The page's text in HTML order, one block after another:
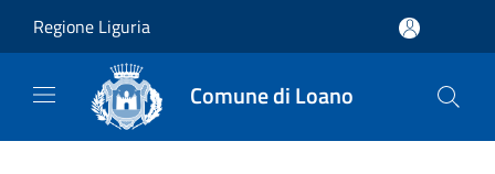
Regione Liguria
Comune di Loano